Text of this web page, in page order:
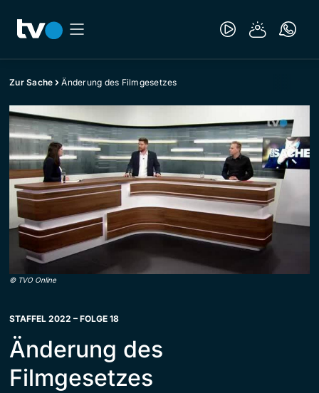
Zur Sache Änderung des Filmgesetzes
© TVO Online
STAFFEL 2022 – FOLGE 18
Änderung des
Filmgesetzes